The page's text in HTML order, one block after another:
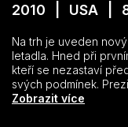
2010 | USA |
Na trh je uveden
letadla. Hned při
kteří se nezastaví
svých podmínek.
před těžkou volbu.
Zobrazit více